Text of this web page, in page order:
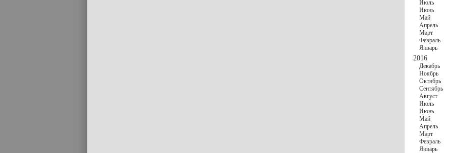
Июль
Июнь
Май
Апрель
Март
Февраль
Январь
2016
Декабрь
Ноябрь
Октябрь
Сентябрь
Август
Июль
Июнь
Май
Апрель
Март
Февраль
Январь